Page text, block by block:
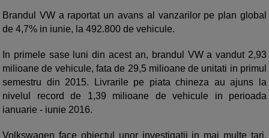
Brandul VW a raportat un avans al vanzarilor pe plan global
de 4,7% in iunie, la 492.800 de vehicule.
In primele sase luni din acest an, brandul VW a vandut 2,93
milioane de vehicule, fata de 29,5 milioane de unitati in primul
semestru din 2015. Livrarile pe piata chineza au ajuns la
nivelul record de 1,39 milioane de vehicule in perioada
ianuarie - iunie 2016.
Volkswagen face obiectul unor investigatii in mai multe tari,